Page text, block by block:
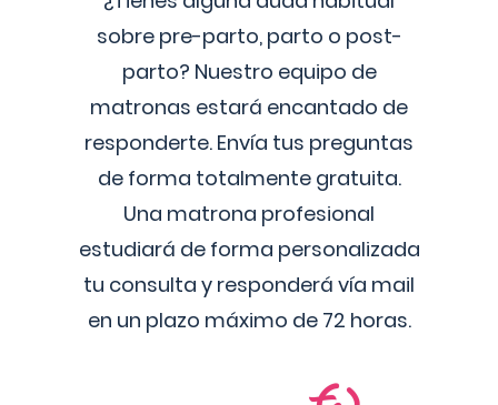
sobre pre-parto, parto o post-
parto? Nuestro equipo de
matronas estará encantado de
responderte. Envía tus preguntas
de forma totalmente gratuita.
Una matrona profesional
estudiará de forma personalizada
tu consulta y responderá vía mail
en un plazo máximo de 72 horas.